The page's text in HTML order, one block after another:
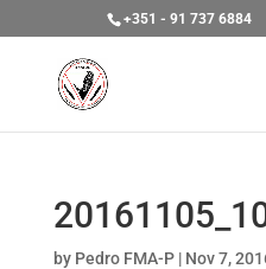
+351 - 91 737 6884
by Pedro FMA-P| Nov 7,